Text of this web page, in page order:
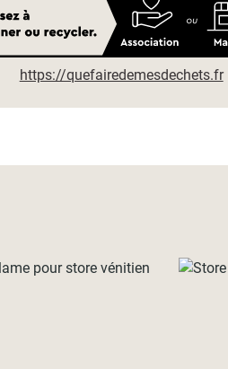
https://quefairedemesdechets.fr